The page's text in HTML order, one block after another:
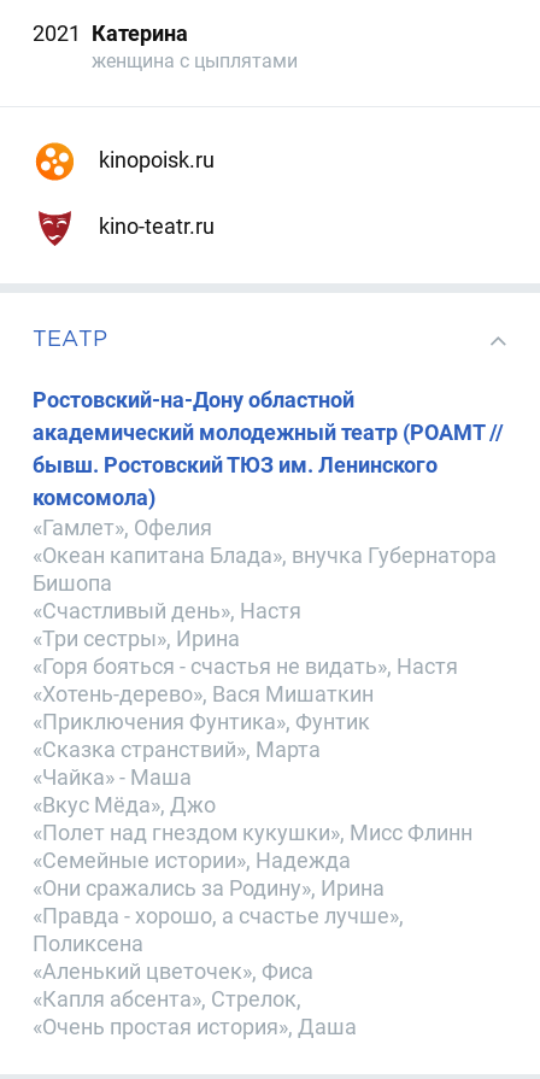
2021 Катерина
женщина с цыплятами
kinopoisk.ru
kino-teatr.ru
ТЕАТР
Ростовский-на-Дону областной
академический молодежный театр (РОАМТ //
бывш. Ростовский ТЮЗ им. Ленинского
комсомола)
«Гамлет», Офелия
«Океан капитана Блада», внучка Губернатора
Бишопа
«Счастливый день», Настя
«Три сестры», Ирина
«Горя бояться - счастья не видать», Настя
«Хотень-дерево», Вася Мишаткин
«Приключения Фунтика», Фунтик
«Сказка странствий», Марта
«Чайка» - Маша
«Вкус Мёда», Джо
«Полет над гнездом кукушки», Мисс Флинн
«Семейные истории», Надежда
«Они сражались за Родину», Ирина
«Правда - хорошо, а счастье лучше»,
Поликсена
«Аленький цветочек», Фиса
«Капля абсента», Стрелок,
«Очень простая история», Даша